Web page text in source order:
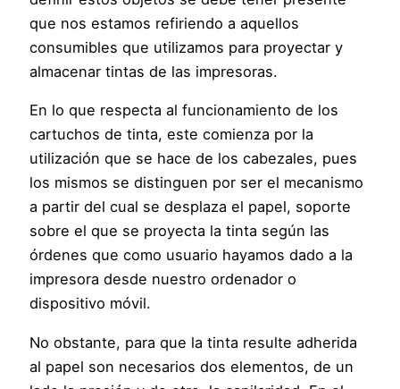
que nos estamos refiriendo a aquellos
consumibles que utilizamos para proyectar y
almacenar tintas de las impresoras.
En lo que respecta al funcionamiento de los
cartuchos de tinta, este comienza por la
utilización que se hace de los cabezales, pues
los mismos se distinguen por ser el mecanismo
a partir del cual se desplaza el papel, soporte
sobre el que se proyecta la tinta según las
órdenes que como usuario hayamos dado a la
impresora desde nuestro ordenador o
dispositivo móvil.
No obstante, para que la tinta resulte adherida
al papel son necesarios dos elementos, de un